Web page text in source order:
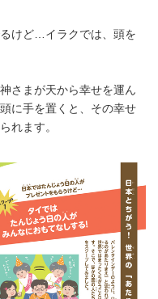
けど…イラクでは、頭を
さまが天から幸せを運ん
に手を置くと、その幸せ
れます。